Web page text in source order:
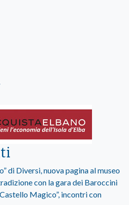
di Diversi, nuova pagina al museo
con la gara dei Baroccini
Magico”, incontri con